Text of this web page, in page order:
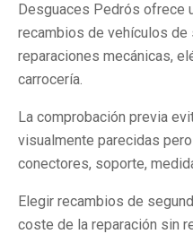
Desguaces Pedrós ofrece
recambios de vehículos de
reparaciones mecánicas,
carrocería.
La comprobación previa
visualmente parecidas
conectores, soporte,
Elegir recambios de
coste de la reparación sin